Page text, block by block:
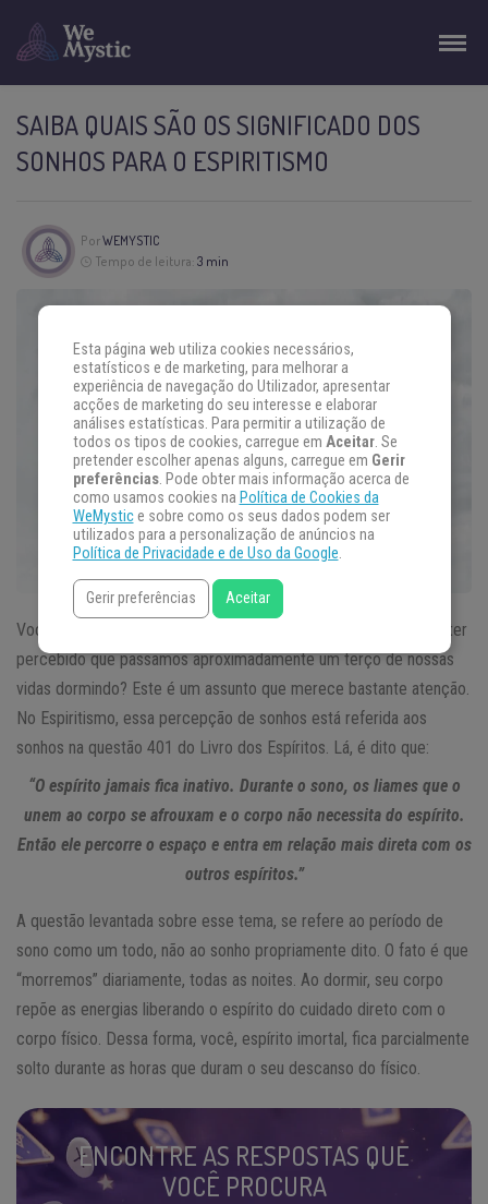
SAIBA QUAIS SÃO OS SIGNIFICADO DOS
SONHOS PARA O ESPIRITISMO
PorWEMYSTIC
Tempo de leitura: 3 min
Você deve saber o que são os
, não é mesmo? Já deve ter
percebido que passamos aproximadamente um terço de nossas
vidas dormindo? Este é um assunto que merece bastante atenção.
No Espiritismo, essa percepção de sonhos está referida aos
sonhos na questão 401 do Livro dos Espíritos. Lá, é dito que:
“O espírito jamais fica inativo. Durante o sono, os liames que o
unem ao corpo se afrouxam e o corpo não necessita do espírito.
Então ele percorre o espaço e entra em relação mais direta com os
outros espíritos.”
A questão levantada sobre esse tema, se refere ao período de
sono como um todo, não ao sonho propriamente dito. O fato é que
“morremos” diariamente, todas as noites. Ao dormir, seu corpo
repõe as energias liberando o espírito do cuidado direto com o
corpo físico. Dessa forma, você, espírito imortal, fica parcialmente
solto durante as horas que duram o seu descanso do físico.
ENCONTRE AS RESPOSTAS QUE
VOCÊ PROCURA
Esta página web utiliza cookies necessários,
estatísticos e de marketing, para melhorar a
experiência de navegação do Utilizador, apresentar
acções de marketing do seu interesse e elaborar
análises estatísticas. Para permitir a utilização de
todos os tipos de cookies, carregue em Aceitar. Se
pretender escolher apenas alguns, carregue em Gerir
preferências. Pode obter mais informação acerca de
como usamos cookies na Política de Cookies da
WeMystice sobre como os seus dados podem ser
utilizados para a personalização de anúncios na
Política de Privacidade e de Uso da Google.
Gerir preferências Aceitar